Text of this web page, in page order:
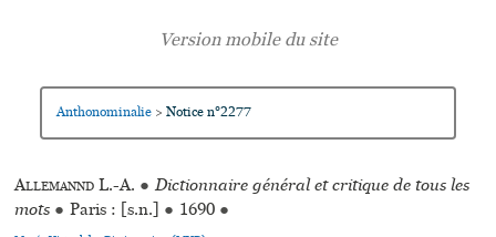
Anthonominalie > Notice n°2277
Allemannd L.-A. ● Dictionnaire général et critique de tous les
mots ● Paris : [s.n.] ● 1690 ●